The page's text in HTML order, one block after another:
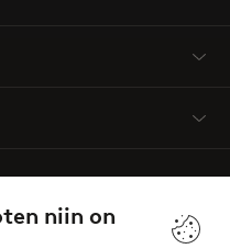
niin on